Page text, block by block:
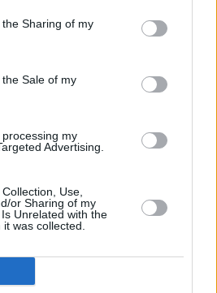
Sharing of my
Sale of my
my
Advertising.
Use,
or Sharing of my
Unrelated with the
was collected.
θα είναι 6 με 6,5
των διάσημων
το ρήγμα στις
ανάλυση τους